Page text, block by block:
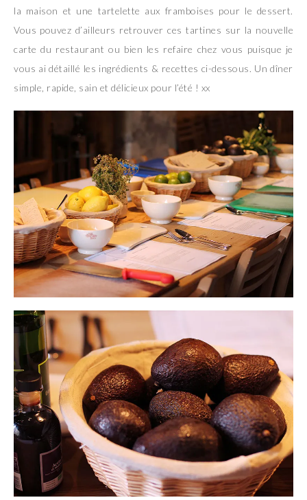
la maison et une tartelette aux framboises pour le dessert.
Vous pouvez d’ailleurs retrouver ces tartines sur la nouvelle
carte du restaurant ou bien les refaire chez vous puisque je
vous ai détaillé les ingrédients & recettes ci-dessous. Un dîner
simple, rapide, sain et délicieux pour l’été ! xx